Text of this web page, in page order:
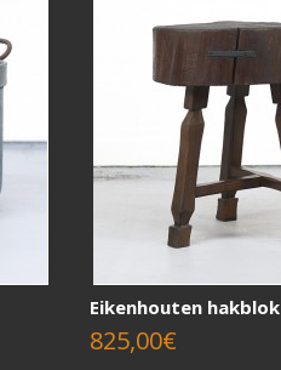
Eikenhouten hakblok
825,00€